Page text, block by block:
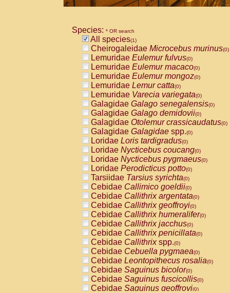
Species: * OR search
All species(1)
Cheirogaleidae Microcebus murinus(0)
Lemuridae Eulemur fulvus(0)
Lemuridae Eulemur macaco(0)
Lemuridae Eulemur mongoz(0)
Lemuridae Lemur catta(0)
Lemuridae Varecia variegata(0)
Galagidae Galago senegalensis(0)
Galagidae Galago demidovii(0)
Galagidae Otolemur crassicaudatus(0)
Galagidae Galagidae spp.(0)
Loridae Loris tardigradus(0)
Loridae Nycticebus coucang(0)
Loridae Nycticebus pygmaeus(0)
Loridae Perodicticus potto(0)
Tarsiidae Tarsius syrichta(0)
Cebidae Callimico goeldii(0)
Cebidae Callithrix argentata(0)
Cebidae Callithrix geoffroyi(0)
Cebidae Callithrix humeralifer(0)
Cebidae Callithrix jacchus(0)
Cebidae Callithrix penicillata(0)
Cebidae Callithrixspp.(0)
Cebidae Cebuella pygmaea(0)
Cebidae Leontopithecus rosalia(0)
Cebidae Saguinus bicolor(0)
Cebidae Saguinus fuscicollis(0)
Cebidae Saguinus geoffroyi(0)